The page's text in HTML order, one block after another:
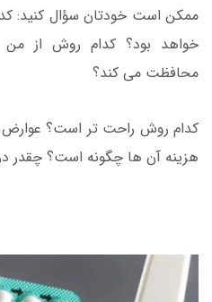
ممکن است خودتان سؤال کنید:
خواهد بود؟ کدام روش از من
محافظت می کند؟
کدام روش راحت تر است؟
هزینه آن ها چگونه است؟ چقدر